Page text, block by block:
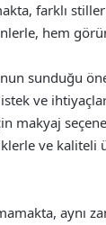
farklı
hem
sunduğu
ve
makyaj
ve kaliteli
aynı